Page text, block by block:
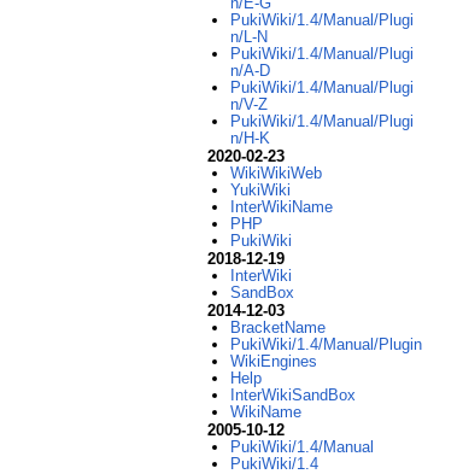
PukiWiki/1.4/Manual/Plugi
n/L-N
PukiWiki/1.4/Manual/Plugi
n/A-D
PukiWiki/1.4/Manual/Plugi
n/V-Z
PukiWiki/1.4/Manual/Plugi
n/H-K
2020-02-23
WikiWikiWeb
YukiWiki
InterWikiName
PHP
PukiWiki
2018-12-19
InterWiki
SandBox
2014-12-03
BracketName
PukiWiki/1.4/Manual/Plugin
WikiEngines
Help
InterWikiSandBox
WikiName
2005-10-12
PukiWiki/1.4/Manual
PukiWiki/1.4